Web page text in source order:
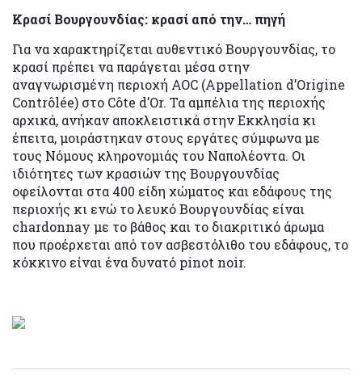
Κρασί Βουργουνδίας: κρασί από την… πηγή
Για να χαρακτηρίζεται αυθεντικό Βουργουνδίας, το
κρασί πρέπει να παράγεται μέσα στην
αναγνωρισμένη περιοχή AOC (Appellation d’Origine
Contrôlée) στο Côte d’Or. Τα αμπέλια της περιοχής
αρχικά, ανήκαν αποκλειστικά στην Εκκλησία κι
έπειτα, μοιράστηκαν στους εργάτες σύμφωνα με
τους Νόμους κληρονομιάς του Ναπολέοντα. Οι
ιδιότητες των κρασιών της Βουργουνδίας
οφείλονται στα 400 είδη χώματος και εδάφους της
περιοχής κι ενώ το λευκό Βουργουνδίας είναι
chardonnay με το βάθος και το διακριτικό άρωμα
που προέρχεται από τον ασβεστόλιθο του εδάφους, το
κόκκινο είναι ένα δυνατό pinot noir.